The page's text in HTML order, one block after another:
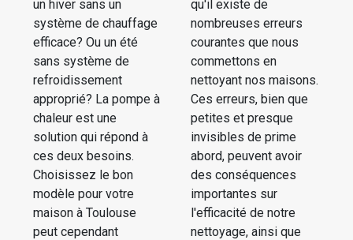
un hiver sans un
système de chauffage
efficace? Ou un été
sans système de
refroidissement
approprié? La pompe à
chaleur est une
solution qui répond à
ces deux besoins.
Choisissez le bon
modèle pour votre
maison à Toulouse
peut cependant
qu'il existe de
nombreuses erreurs
courantes que nous
commettons en
nettoyant nos maisons.
Ces erreurs, bien que
petites et presque
invisibles de prime
abord, peuvent avoir
des conséquences
importantes sur
l'efficacité de notre
nettoyage, ainsi que